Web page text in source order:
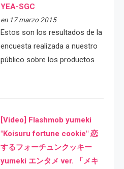
YEA-SGC
en 17 marzo 2015
Estos son los resultados de la
encuesta realizada a nuestro
público sobre los productos
[Video] Flashmob yumeki
"Koisuru fortune cookie" 恋
するフォーチュンクッキー
yumeki エンタメ ver. 「メキ